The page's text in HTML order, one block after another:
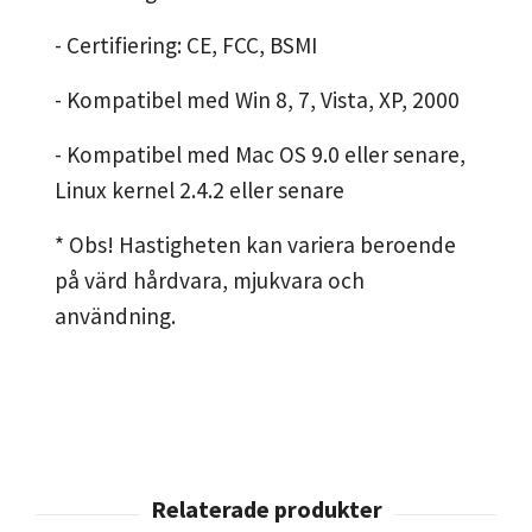
- Certifiering: CE, FCC, BSMI
- Kompatibel med Win 8, 7, Vista, XP, 2000
- Kompatibel med Mac OS 9.0 eller senare,
Linux kernel 2.4.2 eller senare
* Obs! Hastigheten kan variera beroende
på värd hårdvara, mjukvara och
användning.